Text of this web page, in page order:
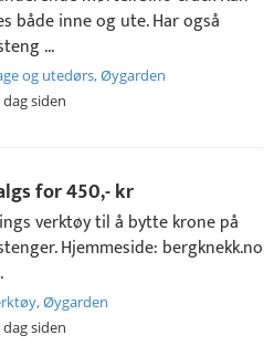
både inne og ute. Har også
...
og utedørs,Øygarden
dag siden
for450,- kr
verktøy til å bytte krone på
Hjemmeside: bergknekk.no
Øygarden
dag siden